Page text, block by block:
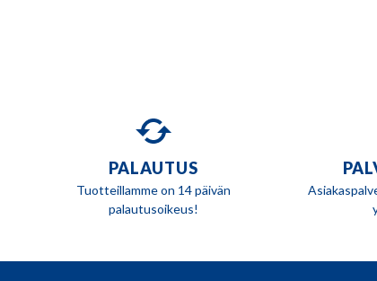
PALAUTUS
Tuotteillamme on 14 päivän
palautusoikeus!